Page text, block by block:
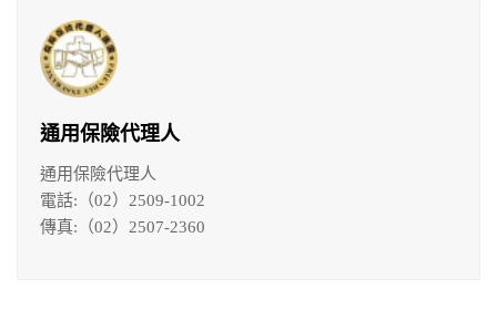
通用保險代理人
通用保險代理人
電話:（02）2509-1002
傳真:（02）2507-2360